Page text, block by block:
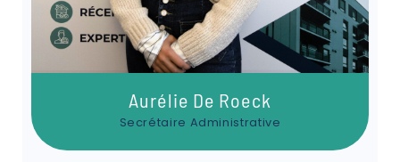
Aurélie De Roeck
Secrétaire Administrative